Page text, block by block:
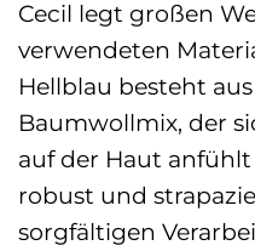
Cecil legt großen
verwendeten
Hellblau besteht
Baumwollmix, der
auf der Haut
robust und
sorgfältigen